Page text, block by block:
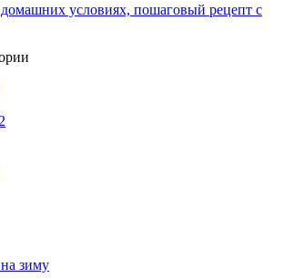
домашних условиях, пошаговый рецепт с
зиму